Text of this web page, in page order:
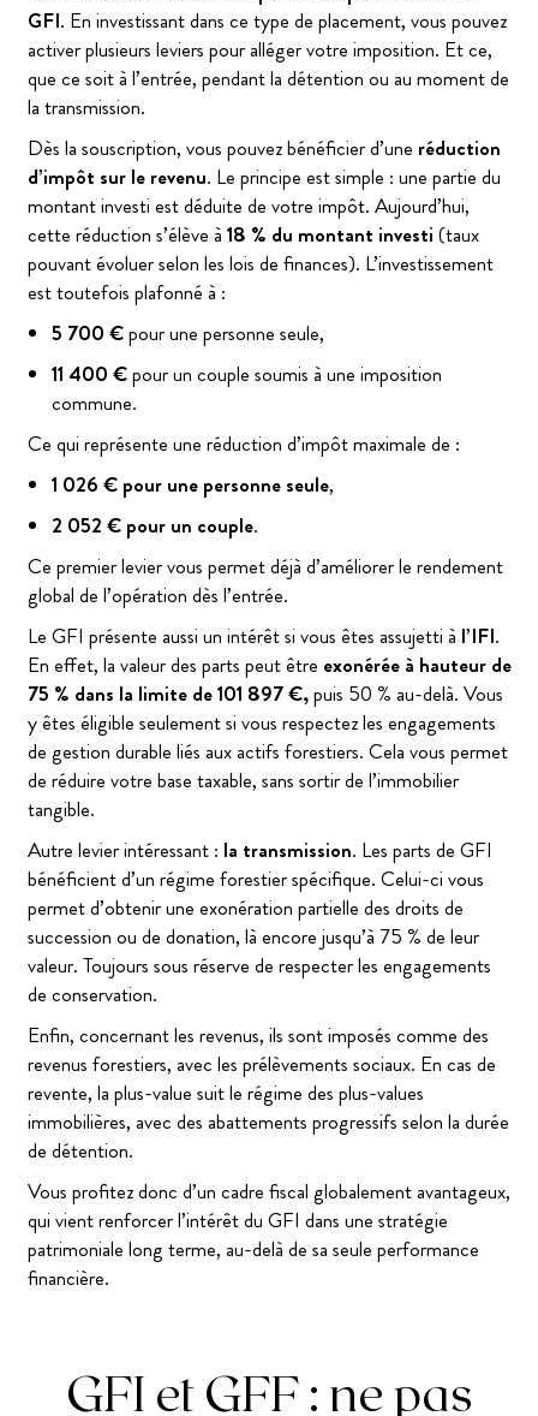
GFI. En investissant dans ce type de placement, vous pouvez
activer plusieurs leviers pour alléger votre imposition. Et ce,
que ce soit à l’entrée, pendant la détention ou au moment de
la transmission.
Dès la souscription, vous pouvez bénéficier d’une réduction
d’impôt sur le revenu. Le principe est simple : une partie du
montant investi est déduite de votre impôt. Aujourd’hui,
cette réduction s’élève à 18 % du montant investi (taux
pouvant évoluer selon les lois de finances). L’investissement
est toutefois plafonné à :
5 700 €pour une personne seule,
11 400 €pour un couple soumis à une imposition
commune.
Ce qui représente une réduction d’impôt maximale de :
1 026 € pour une personne seule,
2 052 € pour un couple.
Ce premier levier vous permet déjà d’améliorer le rendement
global de l’opération dès l’entrée.
Le GFI présente aussi un intérêt si vous êtes assujetti à l’IFI.
En effet, la valeur des parts peut être exonérée à hauteur de
75 % dans la limite de 101 897 €,puis 50 % au-delà. Vous
y êtes éligible seulement si vous respectez les engagements
de gestion durable liés aux actifs forestiers. Cela vous permet
de réduire votre base taxable, sans sortir de l’immobilier
tangible.
Autre levier intéressant : la transmission. Les parts de GFI
bénéficient d’un régime forestier spécifique. Celui-ci vous
permet d’obtenir une exonération partielle des droits de
succession ou de donation, là encore jusqu’à 75 % de leur
valeur. Toujours sous réserve de respecter les engagements
de conservation.
Enfin, concernant les revenus, ils sont imposés comme des
revenus forestiers, avec les prélèvements sociaux. En cas de
revente, la plus-value suit le régime des plus-values
immobilières, avec des abattements progressifs selon la durée
de détention.
Vous profitez donc d’un cadre fiscal globalement avantageux,
qui vient renforcer l’intérêt du GFI dans une stratégie
patrimoniale long terme, au-delà de sa seule performance
financière.
GFI et GFF : ne pas